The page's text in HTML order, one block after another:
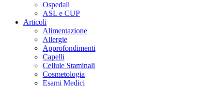
Ospedali
ASL e CUP
Articoli
Alimentazione
Allergie
Approfondimenti
Capelli
Cellule Staminali
Cosmetologia
Esami Medici